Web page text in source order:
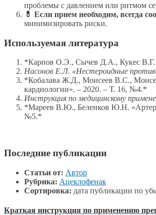
проблемы с давлением или ритмом
💊 Если прием необходим, всегда
минимизировать риски.
Используемая литература
*Карпов О.Э., Сычев Д.А., Кукес В.Г.
Насонов Е.Л. «Нестероидные
*Кобалава Ж.Д., Моисеев В.С.,
кардиологии». – 2020. – Т. 16, №4.*
Инструкция по медицинскому
*Мареев В.Ю., Беленков Ю.Н.
№5.*
Последние публикации
Статьи от: Автор
Рубрика: Ацеклофенак
Сортировка: дата публикации по
Краткая инструкция по применению